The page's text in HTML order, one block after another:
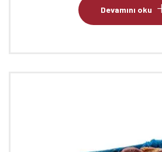
Devamını oku